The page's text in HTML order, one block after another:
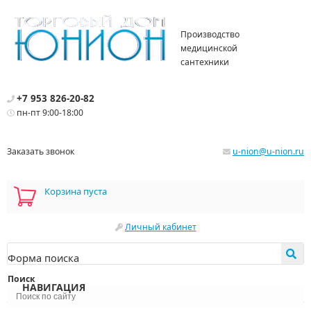
Производство
медицинской
сантехники
+7 953 826-20-82
пн-пт 9:00-18:00
Заказать звонок u-nion@u-nion.ru
Корзина пуста
Личный кабинет
Форма поиска
Поиск
НАВИГАЦИЯ